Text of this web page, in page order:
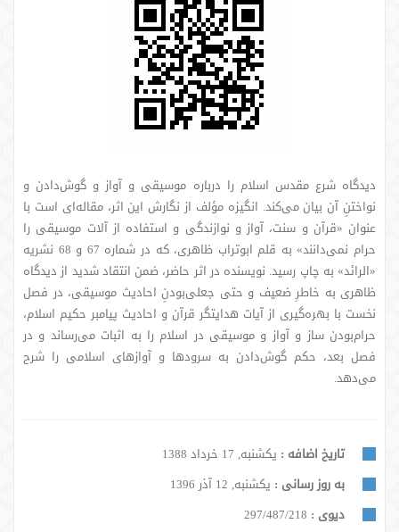
دیدگاه شرع مقدس اسلام را درباره موسیقی و آواز و گوش‌دادن و
نواختنِ آن بیان می‌کند. انگیزه مؤلف از نگارش این اثر، مقاله‌ای است با
عنوان «قرآن و سنت، آواز و نوازندگی و استفاده از آلات موسیقی را
حرام نمی‌دانند» به قلم ابوتراب ظاهری، که در شماره 67 و 68 نشریه
«الرائد» به چاپ رسید. نویسنده در اثر حاضر، ضمن انتقاد شدید از دیدگاه
ظاهری به خاطرِ ضعیف و حتی جعلی‌بودنِ احادیث موسیقی، در فصل
نخست با بهره‌گیری از آیات هدایتگر قرآن و احادیث پیامبر حکیم اسلام،
حرام‌بودن ساز و آواز و موسیقی در اسلام را به اثبات می‌رساند و در
فصل بعد، حکم گوش‌دادن به سرودها و آوازهای اسلامی را شرح
می‌دهد.
تاریخ اضافه : یکشنبه, 17 خرداد 1388
به روز رسانی : یکشنبه, 12 آذر 1396
دیوی : 297/487/218